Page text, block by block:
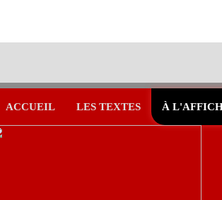
ACCUEIL LES TEXTES À